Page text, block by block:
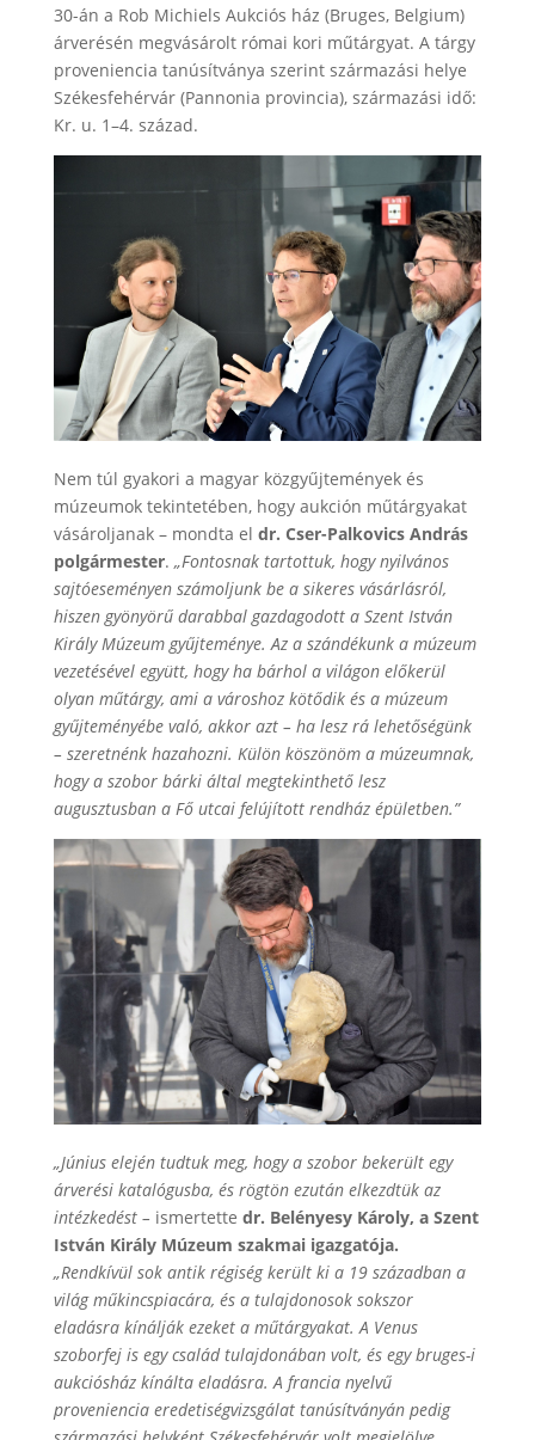
30-án a Rob Michiels Aukciós ház (Bruges, Belgium)
árverésén megvásárolt római kori műtárgyat. A tárgy
proveniencia tanúsítványa szerint származási helye
Székesfehérvár (Pannonia provincia), származási idő:
Kr. u. 1–4. század.
Nem túl gyakori a magyar közgyűjtemények és
múzeumok tekintetében, hogy aukción műtárgyakat
vásároljanak – mondta el dr. Cser-Palkovics András
polgármester. „Fontosnak tartottuk, hogy nyilvános
sajtóeseményen számoljunk be a sikeres vásárlásról,
hiszen gyönyörű darabbal gazdagodott a Szent István
Király Múzeum gyűjteménye. Az a szándékunk a múzeum
vezetésével együtt, hogy ha bárhol a világon előkerül
olyan műtárgy, ami a városhoz kötődik és a múzeum
gyűjteményébe való, akkor azt – ha lesz rá lehetőségünk
– szeretnénk hazahozni. Külön köszönöm a múzeumnak,
hogy a szobor bárki által megtekinthető lesz
augusztusban a Fő utcai felújított rendház épületben.”
„Június elején tudtuk meg, hogy a szobor bekerült egy
árverési katalógusba, és rögtön ezután elkezdtük az
intézkedést – ismertette dr. Belényesy Károly, a Szent
István Király Múzeum szakmai igazgatója.
„Rendkívül sok antik régiség került ki a 19 században a
világ műkincspiacára, és a tulajdonosok sokszor
eladásra kínálják ezeket a műtárgyakat. A Venus
szoborfej is egy család tulajdonában volt, és egy bruges-i
aukciósház kínálta eladásra. A francia nyelvű
proveniencia eredetiségvizsgálat tanúsítványán pedig